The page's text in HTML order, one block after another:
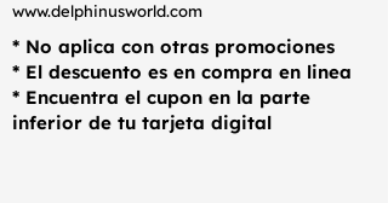
www.delphinusworld.com
* No aplica con otras promociones
* El descuento es en compra en linea
* Encuentra el cupon en la parte
inferior de tu tarjeta digital